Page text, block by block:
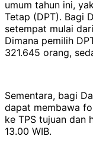
umum tahun ini,
Tetap (DPT). Bagi
setempat mulai
Dimana pemilih
321.645 orang,
Sementara, bagi
dapat membawa
ke TPS tujuan dan
13.00 WIB.